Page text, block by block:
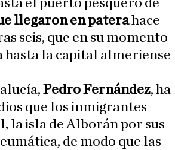
el puerto pesquero de
llegaron en paterahace
seis, que en su momento
la capital almeriense
Pedro Fernández, ha
que los inmigrantes
la isla de Alborán por sus
de modo que las